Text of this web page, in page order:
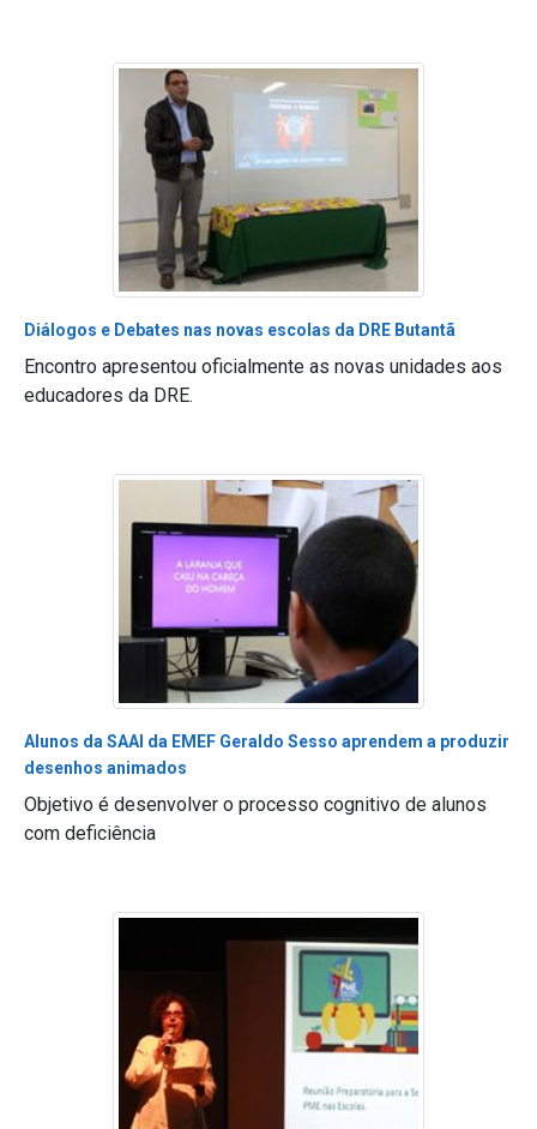
Diálogos e Debates nas novas escolas da DRE Butantã
Encontro apresentou oficialmente as novas unidades aos
educadores da DRE.
Alunos da SAAI da EMEF Geraldo Sesso aprendem a produzir
desenhos animados
Objetivo é desenvolver o processo cognitivo de alunos
com deficiência